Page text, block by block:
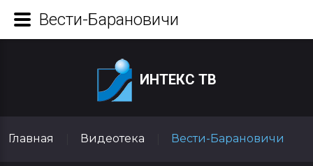
ИНТЕКС ТВ
Главная Видеотека Вести-Барановичи
Вести-Барановичи